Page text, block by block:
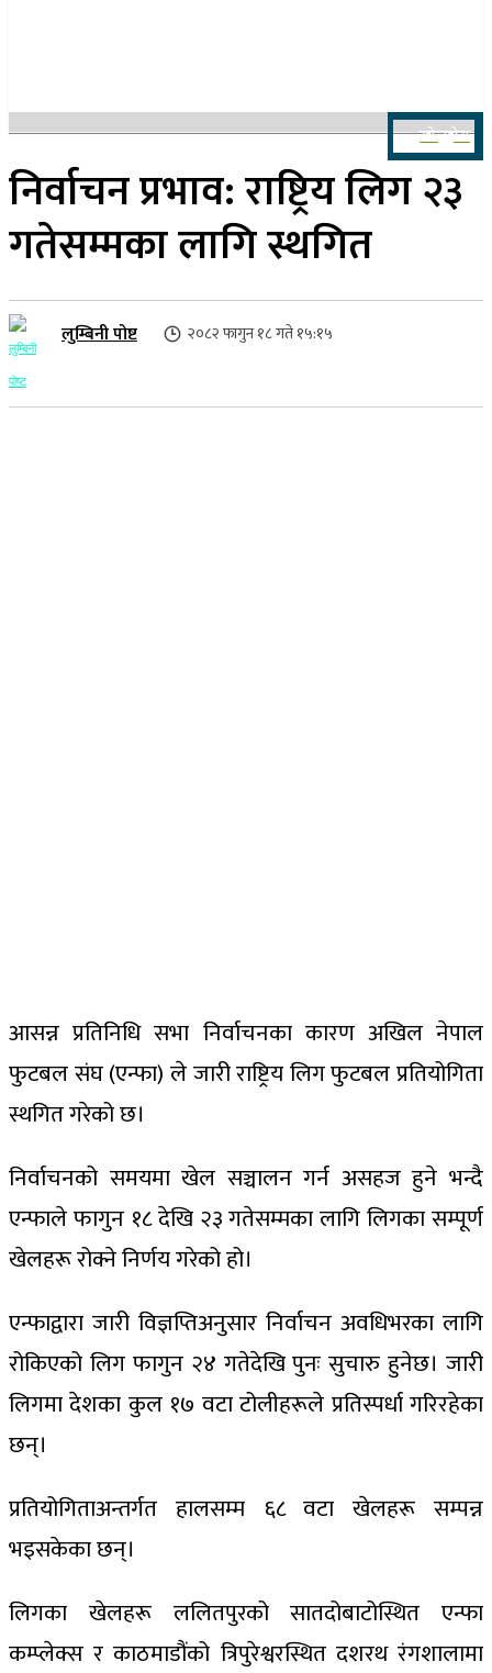
खोज्नुहोस
निर्वाचन प्रभाव: राष्ट्रिय लिग २३
गतेसम्मका लागि स्थगित
लुम्बिनी पोष्ट २०८२ फागुन १८ गते १५:१५
आसन्न प्रतिनिधि सभा निर्वाचनका कारण अखिल नेपाल
फुटबल संघ (एन्फा) ले जारी राष्ट्रिय लिग फुटबल प्रतियोगिता
स्थगित गरेको छ।
निर्वाचनको समयमा खेल सञ्चालन गर्न असहज हुने भन्दै
एन्फाले फागुन १८ देखि २३ गतेसम्मका लागि लिगका सम्पूर्ण
खेलहरू रोक्ने निर्णय गरेको हो।
एन्फाद्वारा जारी विज्ञप्तिअनुसार निर्वाचन अवधिभरका लागि
रोकिएको लिग फागुन २४ गतेदेखि पुनः सुचारु हुनेछ। जारी
लिगमा देशका कुल १७ वटा टोलीहरूले प्रतिस्पर्धा गरिरहेका
छन्।
प्रतियोगिताअन्तर्गत हालसम्म ६८ वटा खेलहरू सम्पन्न
भइसकेका छन्।
लिगका खेलहरू ललितपुरको सातदोबाटोस्थित एन्फा
कम्प्लेक्स र काठमाडौंको त्रिपुरेश्वरस्थित दशरथ रंगशालामा